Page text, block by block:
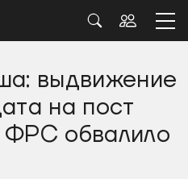
выдвижение
на пост
ФРС обвалило